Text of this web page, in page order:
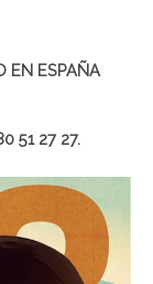
EN ESPAÑA
51 27 27.